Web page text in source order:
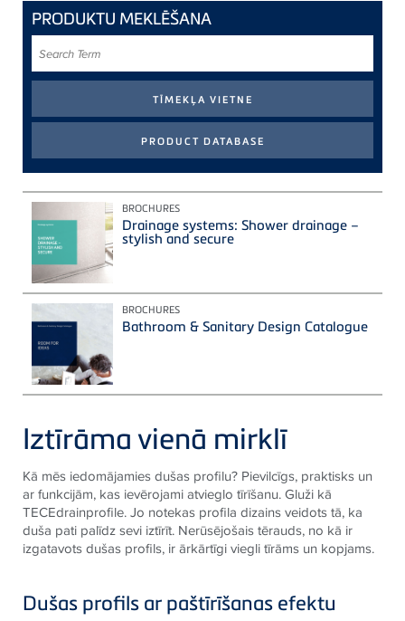
PRODUKTU MEKLĒŠANA
Term
BROCHURES
Drainage systems: Shower drainage –
stylish and secure
BROCHURES
Bathroom & Sanitary Design Catalogue
Iztīrāma vienā mirklī
Kā mēs iedomājamies dušas profilu? Pievilcīgs, praktisks un
ar funkcijām, kas ievērojami atvieglo tīrīšanu. Gluži kā
TECEdrainprofile. Jo notekas profila dizains veidots tā, ka
duša pati palīdz sevi iztīrīt. Nerūsējošais tērauds, no kā ir
izgatavots dušas profils, ir ārkārtīgi viegli tīrāms un kopjams.
Dušas profils ar paštīrīšanas efektu